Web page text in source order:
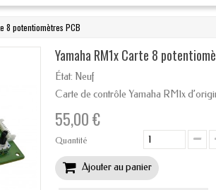
8 potentiomètres PCB
Yamaha RM1x Carte 8
État: Neuf
Carte de contrôle Yamaha RM1x
55,00 €
Quantité
Ajouter au panier